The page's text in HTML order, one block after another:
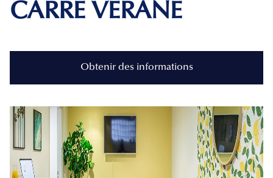
CARRE VERANE
Obtenir des informations